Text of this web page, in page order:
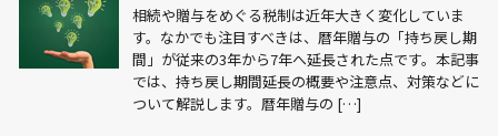
相続や贈与をめぐる税制は近年大きく変化していま
す。なかでも注目すべきは、暦年贈与の「持ち戻し期
間」が従来の3年から7年へ延長された点です。本記事
では、持ち戻し期間延長の概要や注意点、対策などに
ついて解説します。暦年贈与の […]